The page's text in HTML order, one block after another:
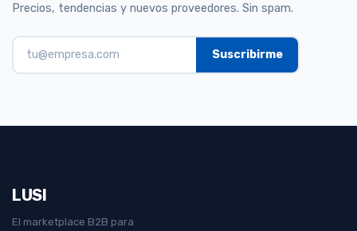
Precios, tendencias y nuevos proveedores. Sin spam.
LUSI
El marketplace B2B para